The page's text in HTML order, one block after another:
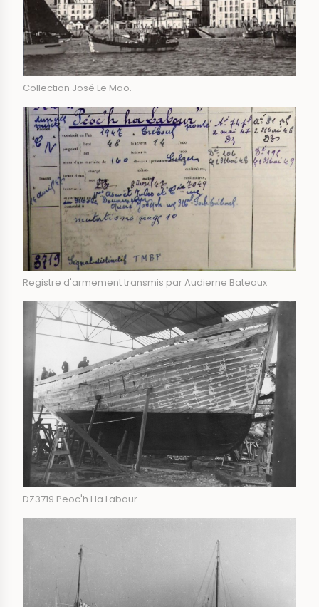
Collection José Le Mao.
Registre d'armement transmis par Audierne Bateaux
DZ3719 Peoc'h Ha Labour